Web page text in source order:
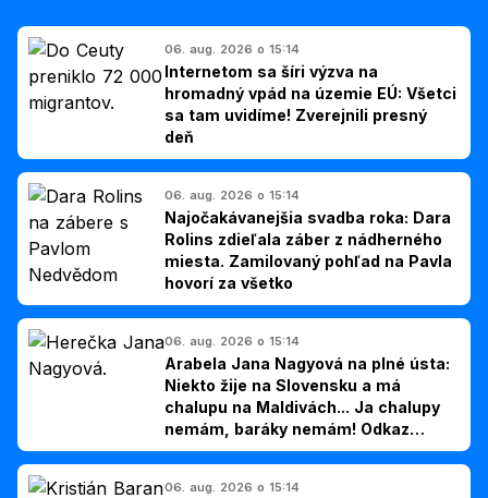
06. aug. 2026 o 15:14
Internetom sa šíri výzva na
hromadný vpád na územie EÚ: Všetci
sa tam uvidíme! Zverejnili presný
deň
06. aug. 2026 o 15:14
Najočakávanejšia svadba roka: Dara
Rolins zdieľala záber z nádherného
miesta. Zamilovaný pohľad na Pavla
hovorí za všetko
06. aug. 2026 o 15:14
Arabela Jana Nagyová na plné ústa:
Niekto žije na Slovensku a má
chalupu na Maldivách... Ja chalupy
nemám, baráky nemám! Odkaz
Slovákom
06. aug. 2026 o 15:14